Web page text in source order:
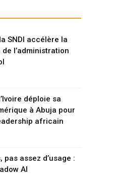
SNDI accélère la
l’administration
déploie sa
à Abuja pour
africain
pas assez d’usage :
AI